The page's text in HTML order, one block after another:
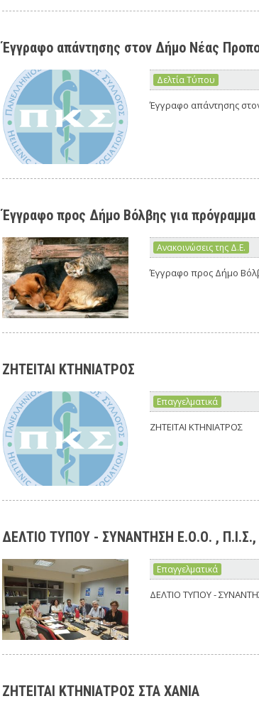
Έγγραφο απάντησης στον Δήμο Νέας
Δελτία Τύπου
Έγγραφο απάντησης
Έγγραφο προς Δήμο Βόλβης για
Ανακοινώσεις της Δ.Ε.
Έγγραφο προς Δήμο
ΖΗΤΕΙΤΑΙ ΚΤΗΝΙΑΤΡΟΣ
Επαγγελματικά
ΖΗΤΕΙΤΑΙ ΚΤΗΝΙΑΤΡΟΣ
ΔΕΛΤΙΟ ΤΥΠΟΥ - ΣΥΝΑΝΤΗΣΗ Ε.Ο.Ο. ,
Επαγγελματικά
ΔΕΛΤΙΟ ΤΥΠΟΥ -
ΖΗΤΕΙΤΑΙ ΚΤΗΝΙΑΤΡΟΣ ΣΤΑ ΧΑΝΙΑ